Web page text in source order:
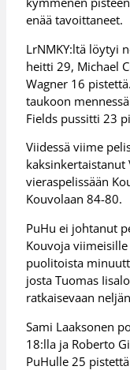
enää tavoittaneet.
LrNMKY:ltä löytyi
heitti 29, Michael
Wagner 16
taukoon
Fields pussitti 23
Viidessä viime
kaksinkertaistanut
vieraspelissään
Kouvolaan 84-80.
PuHu ei johtanut
Kouvoja
puolitoista
josta Tuomas
ratkaisevaan
Sami Laaksonen
18:lla ja Roberto
PuHulle 25